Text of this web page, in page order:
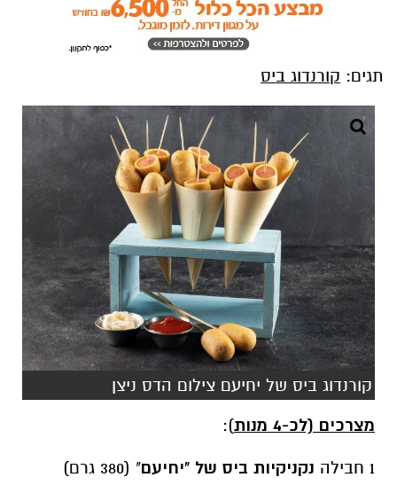
תגים: קורנדוג ביס
קורנדוג ביס של יחיעם צילום הדס ניצן
מצרכים (לכ-4 מנות ):
1 חבילה נקניקיות ביס של "יחיעם" (380 גרם)